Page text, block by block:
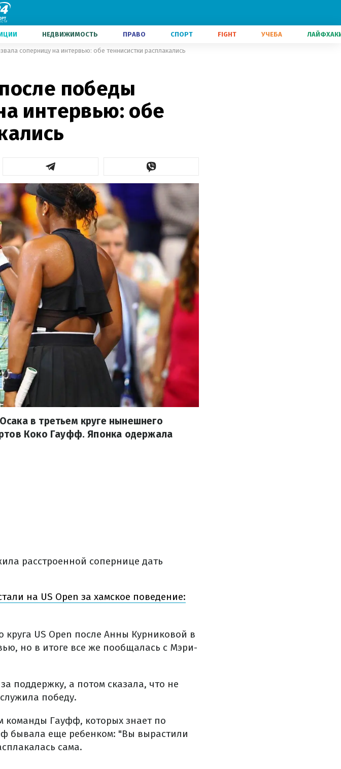
НЕДВИЖИМОСТЬ ПРАВО СПОРТ FIGHT УЧЕБА
соперницу на интервью: обе теннисистки расплакались
победы
интервью: обе
в третьем круге нынешнего
Коко Гауфф. Японка одержала
расстроенной сопернице дать
на US Open за хамское поведение:
круга US Open после Анны Курниковой в
но в итоге все же пообщалась с Мэри-
поддержку, а потом сказала, что не
победу.
команды Гауфф, которых знает по
бывала еще ребенком: "Вы вырастили
сама.